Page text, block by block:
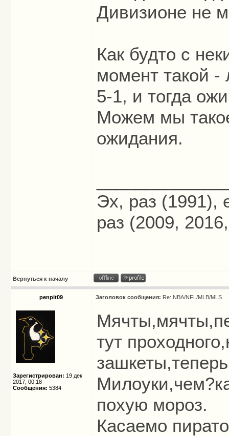
Дивизионе не
Как будто с
момент такой -
5-1, и тогда
Можем мы
ожидания.
Эх, раз (1991),
раз (2009,
Вернуться к началу
penpit09 Заголовок сообщения: Re: NBA/NFL/MLB/MLS
Зарегистрирован: 19 дек
2017, 00:18
Сообщения: 5384
тут
похую мороз.
Касаемо